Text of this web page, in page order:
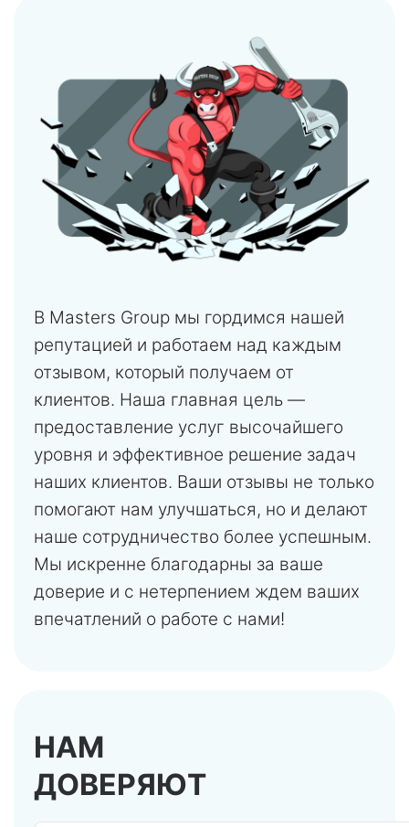
В Masters Group мы гордимся нашей
репутацией и работаем над каждым
отзывом, который получаем от
клиентов. Наша главная цель —
предоставление услуг высочайшего
уровня и эффективное решение задач
наших клиентов. Ваши отзывы не только
помогают нам улучшаться, но и делают
наше сотрудничество более успешным.
Мы искренне благодарны за ваше
доверие и с нетерпением ждем ваших
впечатлений о работе с нами!
НАМ
ДОВЕРЯЮТ